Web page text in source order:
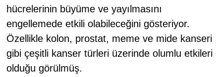
hücrelerinin büyüme ve yayılmasını
engellemede etkili olabileceğini gösteriyor.
Özellikle kolon, prostat, meme ve mide kanseri
gibi çeşitli kanser türleri üzerinde olumlu etkileri
olduğu görülmüş.